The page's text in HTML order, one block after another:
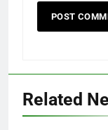
Related